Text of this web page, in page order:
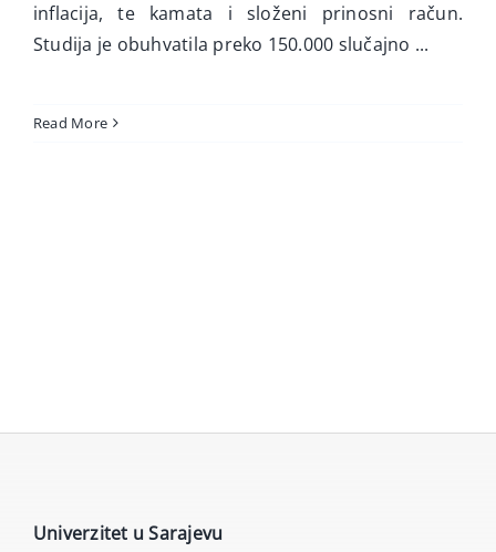
inflacija, te kamata i složeni prinosni račun.
Studija je obuhvatila preko 150.000 slučajno ...
Read More
Univerzitet u Sarajevu